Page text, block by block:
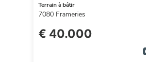
Terrain à bâtir
7080 Frameries
€ 40.000